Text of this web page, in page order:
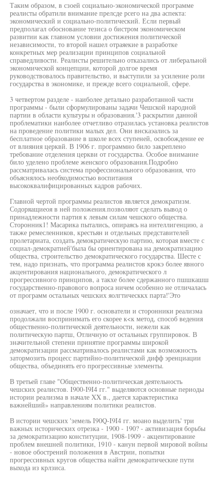
Таким образом, в сзоей социально-экономической программе
реалисты обратили внимание прелсде рсего на два аспекта:
экономический и социально-политический. Если первый
предполагал обоснование тезиса о бистром экономическом
развитии как главном условии достижения политической
независимости, то второй нашел отраяекие в разработке
конкретных мер реализации принципов социальной
справедливости. Реалисты решительно отказались от либеральной
экономической концепции, которой долгое время
руководствовалось правительство, и выступили за усиление роли
государства в экономике, и прежде всего социальной, сфере.
3 четвертом разделе - наиболее детально разработанной части
программы - были сформулированы задачи Чешской народной
партии в области культуры н образования.'3 раскрытии данной
проблематики наиболее отчетливо отразилась установка реалистов
на проведение политики малых дел. Они внскаэались за
бесплатное образование в школе всех ступеней, освобождение ее
от влияния церквй. В 1906 г. программно било закреплено
требование отделения церкви от государства. Особое внимание
било уделено проблеме женского образования.Подробно
рассматривалась система профессионального образования, что
объяснялось необходимостью воспитания
высококвалифицированных кадров рабочих.
Главной чертой программы реалистов является демократизм.
Содоряащиеоя в ней положения.позволяют сделать вывод о
принадлежности партия к левым силам чешского общества.
Сторонник1! Масарика пытались, опираясь на интеллигенцию, а
также ремесленников, крестьян и отдельных представителей
пролетариата, создать демократическую партию, которая вместе с
социал-демократией'была бы ориентирована на демократизацию
общества, строительство демократического государства. Шесте с
тем, надо признать, что программа реалистов крокэ более явного
акцентирования национального, демократического л
прогрессивного принципов, а такхе более сдержанного пшшкашш
государственно-правового вопроса ничем особенно не отличалась
от программ остальных чешских яолгтическкх парта!'Это
означает, что и после 1900 г. основатели и сторонники реализма
продолжали воспринимать его скорее к<к метод, способ ведения
общественно-политической деятельности, нежели как
политическую партш, Отличную от остальных группировок. В
значительной степени принятие программы широкой
демократизации рассматривалось реалистами как возможность
затормозить процесс партийно-политической дифф эренциации
общества, объединять его прогрессивные элементы.
В третьей главе "Общественно-политическая деятельность
чешских реалистов. I900-I9I4 гг." выделяются основные периоды
истории реализма в начале XX в., дается характеристика
важнейший» направлениям политики реалистов.
В истории чешских 'земель I90Q-I9I4 гг. моано выделить' три
важных исторических отрезка - 1900 - 190? - активизация борьбы
за демократизацию конституции, 1908-1909 - акцентирование
проблем внешней политики, 1910 - канун первой мировой войны
- новое обострений положения в Австрии, попытки
прогрессивных кругов общества найти демократические пути
выхода из крлзиса.